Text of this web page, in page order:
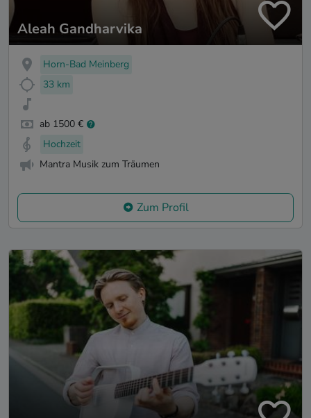
Aleah Gandharvika
Horn-Bad Meinberg
33 km
ab 1500 €
Hochzeit
Mantra Musik zum Träumen
Zum Profil